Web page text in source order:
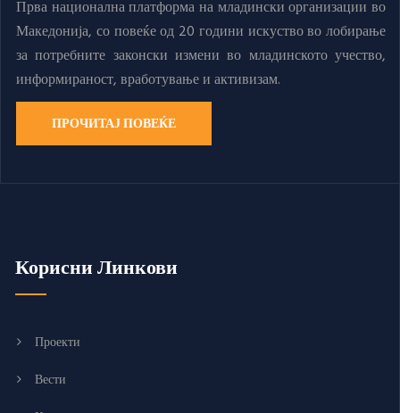
Прва национална платформа на младински организации во
Македонија, со повеќе од 20 години искуство во лобирање
за потребните законски измени во младинското учество,
информираност, вработување и активизам.
ПРОЧИТАЈ ПОВЕЌЕ
Корисни Линкови
Проекти
Вести